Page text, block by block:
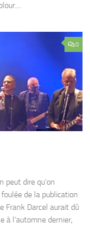
0
peut dire qu’on
de la publication
Frank Darcel aurait dû
à l’automne dernier,